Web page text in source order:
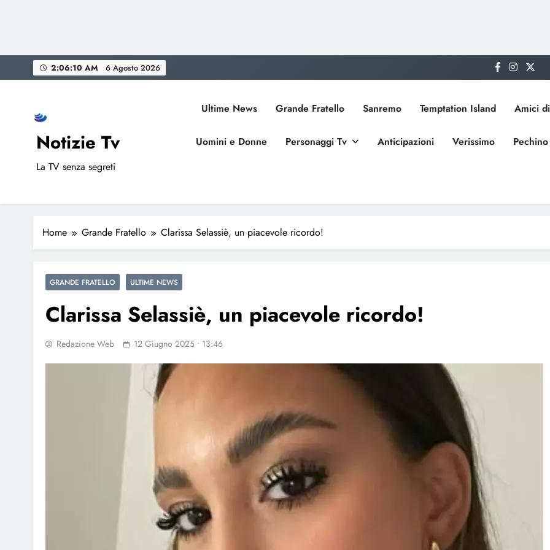
to
2:06:11 AM 6 Agosto 2026
Notizie Tv
La TV senza segreti
Ultime News Grande Fratello Sanremo Temptation Island Amici
Uomini e Donne Personaggi Tv Anticipazioni Verissimo
Home Grande Fratello Clarissa Selassiè, un piacevole ricordo!
GRANDE FRATELLO ULTIME NEWS
Clarissa Selassiè, un piacevole ricordo!
Redazione Web 12 Giugno 2025 • 13:46